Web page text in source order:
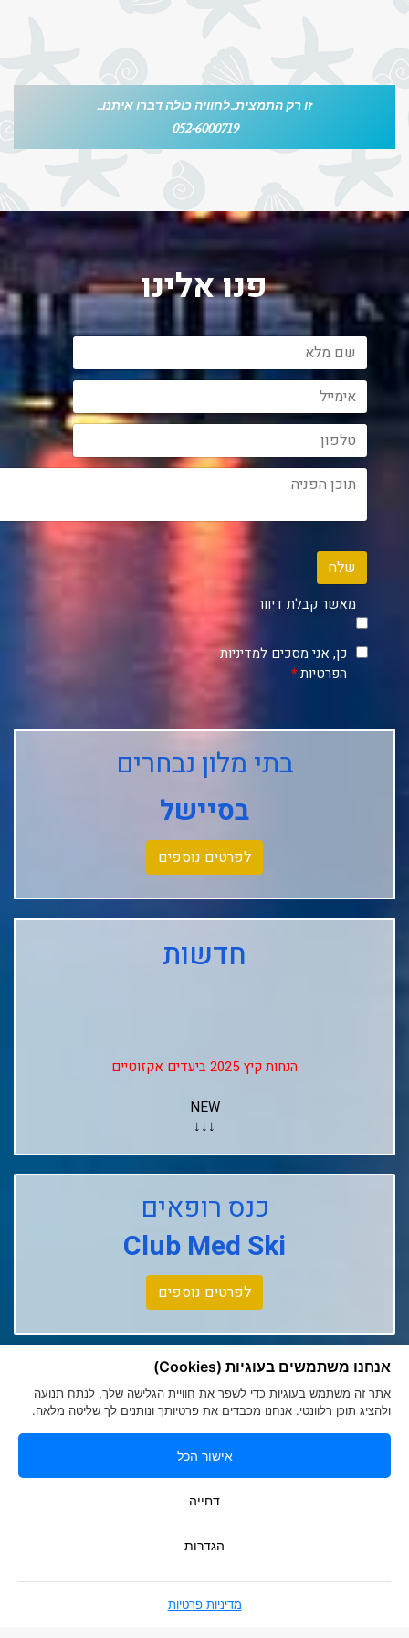
זו רק התמצית...לחוויה כולה דברו איתנו...
052-6000719
פנו אלינו
שלח
מאשר קבלת דיוור
כן, אני מסכים למדיניות
הפרטיות.*
בתי מלון נבחרים
בסיישל
לפרטים נוספים
חדשות
הנחות קיץ 2025 ביעדים אקזוטיים
NEW
↓↓↓
Club Med Les Arcs Panorama
Club Med L'alpe D'huez
Club Med La Rosiere
Club Med Tignes
כנס רופאים
Club Med Ski
לפרטים נוספים
בניית אתריםSmart Soft Web
אנחנו משתמשים בעוגיות (Cookies)
אתר זה משתמש בעוגיות כדי לשפר את חוויית הגלישה שלך, לנתח תנועה
ולהציג תוכן רלוונטי. אנחנו מכבדים את פרטיותך ונותנים לך שליטה מלאה.
אישור הכל
דחייה
הגדרות
מדיניות פרטיות